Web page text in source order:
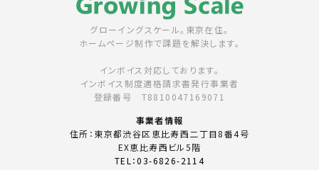
グローイングスケール。東京在住。
ホームページ制作で課題を解決します。
インボイス対応しております。
インボイス制度適格請求書発行事業者
登録番号 T8810047169071
事業者情報
住所：東京都渋谷区恵比寿西二丁目8番4号
EX恵比寿西ビル5階
TEL：03-6826-2114